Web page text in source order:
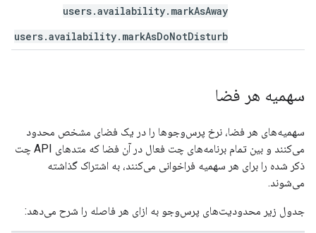
users.availability.markAsAway
users.availability.markAsDoNotDisturb
سهمیه هر فضا
سهمیه‌های هر فضا، نرخ پرس‌وجوها را در یک فضای مشخص محدود
می‌کنند و بین تمام برنامه‌های چت فعال در آن فضا که متدهای API چت
ذکر شده را برای هر سهمیه فراخوانی می‌کنند، به اشتراک گذاشته
می‌شوند.
جدول زیر محدودیت‌های پرس‌وجو به ازای هر فاصله را شرح می‌دهد: